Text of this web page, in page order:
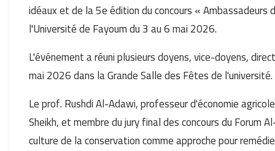
idéaux et de la 5e édition du concours «
l'Université de Fayoum du 3 au 6 mai 2026.
L'événement a réuni plusieurs doyens, vice-doyens,
mai 2026 dans la Grande Salle des Fêtes de l'université.
Le prof. Rushdi Al-Adawi, professeur d'économie
Sheikh, et membre du jury final des concours du Forum
culture de la conservation comme approche pour